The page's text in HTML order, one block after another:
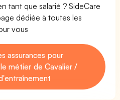
tant que salarié ? SideCare
dédiée à toutes les
vous
assurances pour
métier de Cavalier /